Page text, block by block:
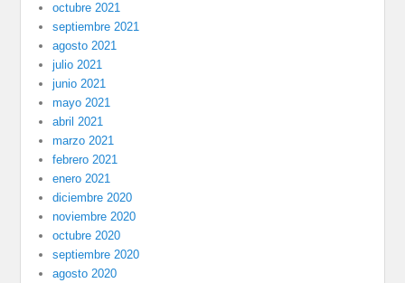
octubre 2021
septiembre 2021
agosto 2021
julio 2021
junio 2021
mayo 2021
abril 2021
marzo 2021
febrero 2021
enero 2021
diciembre 2020
noviembre 2020
octubre 2020
septiembre 2020
agosto 2020